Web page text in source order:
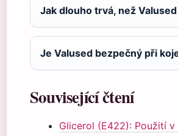
Jak dlouho trvá, než
Je Valused bezpečný při
Související čtení
Glicerol (E422): Použití